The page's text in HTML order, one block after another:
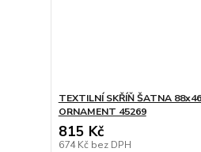
TEXTILNÍ SKŘÍŇ ŠATNA
ORNAMENT 45269
815 Kč
674 Kč bez DPH